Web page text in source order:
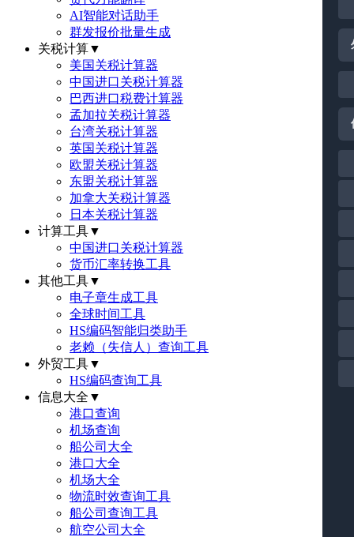
AI智能对话助手
群发报价批量生成
关税计算▼
美国关税计算器
中国进口关税计算器
巴西进口税费计算器
孟加拉关税计算器
台湾关税计算器
英国关税计算器
欧盟关税计算器
东盟关税计算器
加拿大关税计算器
日本关税计算器
计算工具▼
中国进口关税计算器
货币汇率转换工具
其他工具▼
电子章生成工具
全球时间工具
HS编码智能归类助手
老赖（失信人）查询工具
外贸工具▼
HS编码查询工具
信息大全 ▼
港口查询
机场查询
船公司大全
港口大全
机场大全
物流时效查询工具
船公司查询工具
航空公司大全